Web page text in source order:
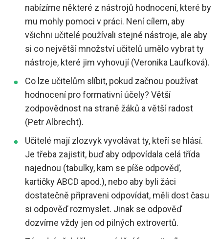
nabízíme některé z nástrojů hodnocení, které by
mu mohly pomoci v práci. Není cílem, aby
všichni učitelé používali stejné nástroje, ale aby
si co největší množství učitelů umělo vybrat ty
nástroje, které jim vyhovují (Veronika Laufková).
Co lze učitelům slíbit, pokud začnou používat
hodnocení pro formativní účely? Větší
zodpovědnost na straně žáků a větší radost
(Petr Albrecht).
Učitelé mají zlozvyk vyvolávat ty, kteří se hlásí.
Je třeba zajistit, buď aby odpovídala celá třída
najednou (tabulky, kam se píše odpověď,
kartičky ABCD apod.), nebo aby byli žáci
dostatečně připraveni odpovídat, měli dost času
si odpověď rozmyslet. Jinak se odpověď
dozvíme vždy jen od pilných extrovertů.